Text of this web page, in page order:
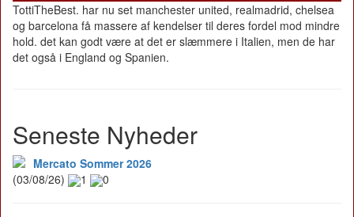
TottiTheBest. har nu set manchester united, realmadrid, chelsea
og barcelona få massere af kendelser til deres fordel mod mindre
hold. det kan godt være at det er slæmmere i Italien, men de har
det også i England og Spanien.
Seneste Nyheder
Mercato Sommer 2026
(03/08/26)
1 0